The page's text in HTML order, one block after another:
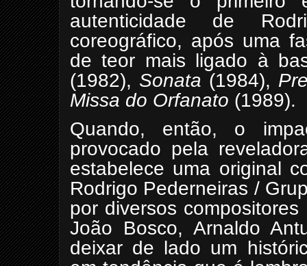
autenticidade de
coreográfico, após uma
de teor mais ligado à
(1982), Sonata (1984),
Missa do Orfanato (1989).
Quando, então, o
provocado pela
estabelece uma original
Rodrigo Pederneiras /
por diversos
João Bosco, Arnaldo
deixar de lado um